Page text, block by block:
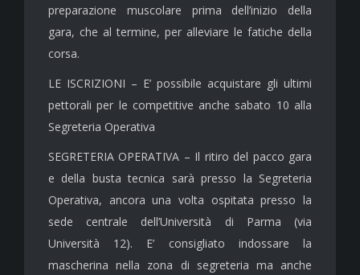
preparazione muscolare prima dell’inizio della
gara, che al termine, per alleviare le fatiche della
corsa.
LE ISCRIZIONI – E’ possibile acquistare gli ultimi
pettorali per le competitive anche sabato 10 alla
Segreteria Operativa
SEGRETERIA OPERATIVA – Il ritiro del pacco gara
e della busta tecnica sarà presso la Segreteria
Operativa, ancora una volta ospitata presso la
sede centrale dell’Università di Parma (via
Università 12). E’ consigliato indossare la
mascherina nella zona di segreteria ma anche